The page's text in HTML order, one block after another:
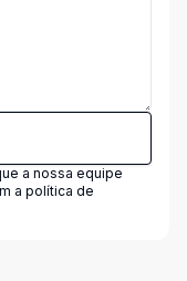
a nossa equipe
a política de